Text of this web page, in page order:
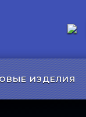
ИЗДЕЛИЯ